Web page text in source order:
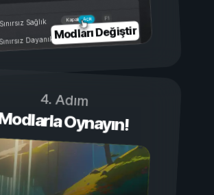
Açık
Kapalı
Sınırsız Sağlık
Sınırsız DayanıklılıkModları Değiştir
4. Adım
Oynayın!